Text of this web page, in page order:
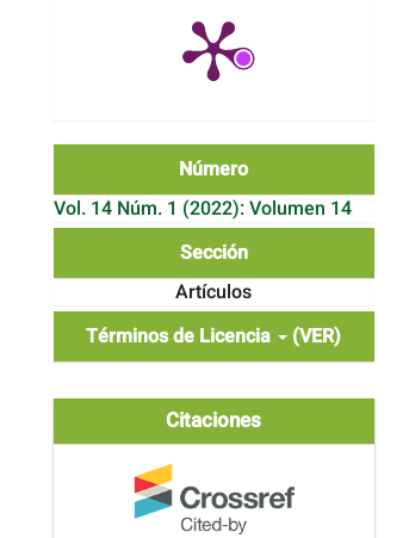
Número
Vol. 14 Núm. 1 (2022): Volumen 14
Sección
Artículos
Términos de Licencia
(VER)
Citaciones